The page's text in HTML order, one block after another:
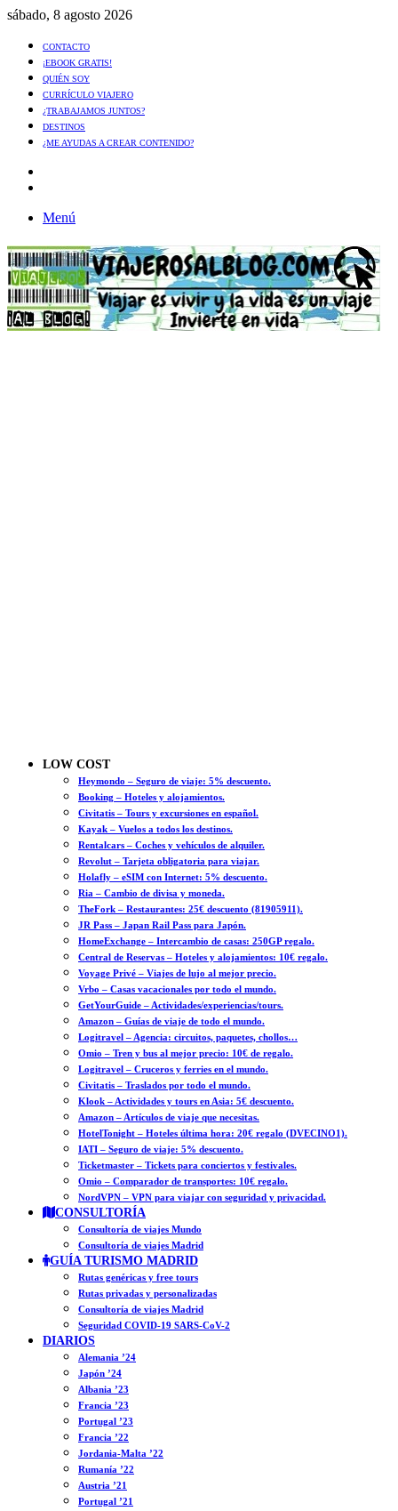
sábado, 8 agosto 2026
CONTACTO
¡EBOOK GRATIS!
QUIÉN SOY
CURRÍCULO VIAJERO
¿TRABAJAMOS JUNTOS?
DESTINOS
¿ME AYUDAS A CREAR CONTENIDO?
Menú
LOW COST
Heymondo – Seguro de viaje: 5% descuento.
Booking – Hoteles y alojamientos.
Civitatis – Tours y excursiones en español.
Kayak – Vuelos a todos los destinos.
Rentalcars – Coches y vehículos de alquiler.
Revolut – Tarjeta obligatoria para viajar.
Holafly – eSIM con Internet: 5% descuento.
Ria – Cambio de divisa y moneda.
TheFork – Restaurantes: 25€ descuento (81905911).
JR Pass – Japan Rail Pass para Japón.
HomeExchange – Intercambio de casas: 250GP regalo.
Central de Reservas – Hoteles y alojamientos: 10€ regalo.
Voyage Privé – Viajes de lujo al mejor precio.
Vrbo – Casas vacacionales por todo el mundo.
GetYourGuide – Actividades/experiencias/tours.
Amazon – Guías de viaje de todo el mundo.
Logitravel – Agencia: circuitos, paquetes, chollos…
Omio – Tren y bus al mejor precio: 10€ de regalo.
Logitravel – Cruceros y ferries en el mundo.
Civitatis – Traslados por todo el mundo.
Klook – Actividades y tours en Asia: 5€ descuento.
Amazon – Artículos de viaje que necesitas.
HotelTonight – Hoteles última hora: 20€ regalo (DVECINO1).
IATI – Seguro de viaje: 5% descuento.
Ticketmaster – Tickets para conciertos y festivales.
Omio – Comparador de transportes: 10€ regalo.
NordVPN – VPN para viajar con seguridad y privacidad.
CONSULTORÍA
Consultoría de viajes Mundo
Consultoría de viajes Madrid
GUÍA TURISMO MADRID
Rutas genéricas y free tours
Rutas privadas y personalizadas
Consultoría de viajes Madrid
Seguridad COVID-19 SARS-CoV-2
DIARIOS
Alemania ’24
Japón ’24
Albania ’23
Francia ’23
Portugal ’23
Francia ’22
Jordania-Malta ’22
Rumanía ’22
Austria ’21
Portugal ’21